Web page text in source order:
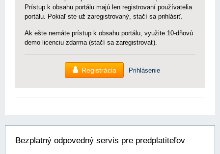
Prístup k obsahu portálu majú len registrovaní používatelia
portálu. Pokiaľ ste už zaregistrovaný, stačí sa prihlásiť.
Ak ešte nemáte prístup k obsahu portálu, využite 10-dňovú
demo licenciu zdarma (stačí sa zaregistrovať).
Registrácia Prihlásenie
Bezplatný odpovedný servis pre predplatiteľov